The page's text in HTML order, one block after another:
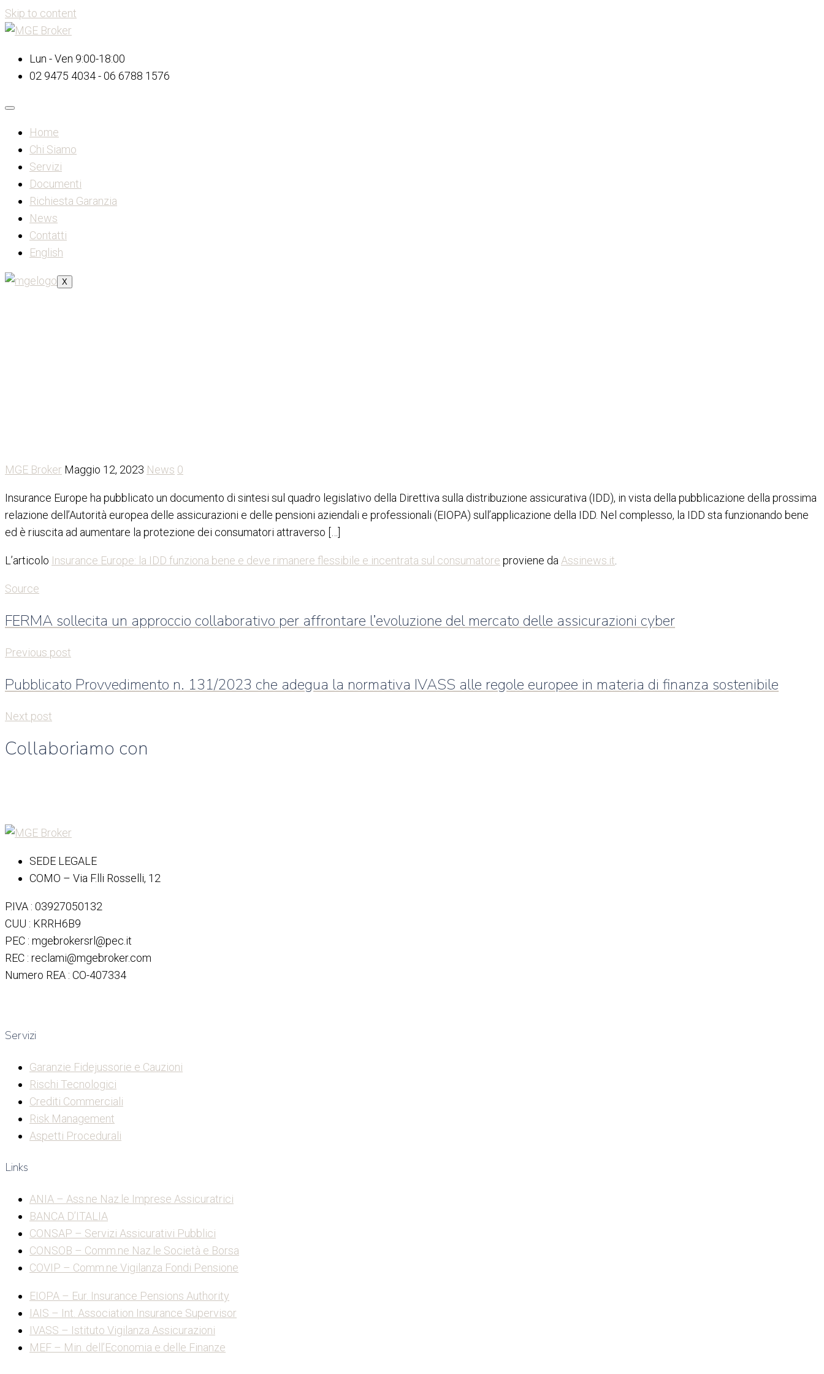
Skip to content
Lun - Ven 9:00-18:00
02 9475 4034 - 06 6788 1576
Home
Chi Siamo
Servizi
Documenti
Richiesta Garanzia
News
Contatti
English
X
MGE Broker Maggio 12, 2023 News 0
Insurance Europe ha pubblicato un documento di sintesi sul quadro legislativo della Direttiva sulla distribuzione assicurativa (IDD), in vista della pubblicazione della prossima
relazione dell’Autorità europea delle assicurazioni e delle pensioni aziendali e professionali (EIOPA) sull’applicazione della IDD. Nel complesso, la IDD sta funzionando bene
ed è riuscita ad aumentare la protezione dei consumatori attraverso […]
L’articolo Insurance Europe: la IDD funziona bene e deve rimanere flessibile e incentrata sul consumatore proviene da Assinews.it
Source
FERMA sollecita un approccio collaborativo per affrontare l’evoluzione del mercato delle assicurazioni cyber
Previous post
Pubblicato Provvedimento n. 131/2023 che adegua la normativa IVASS alle regole europee in materia di finanza sostenibile
Next post
Collaboriamo con
SEDE LEGALE
COMO – Via F.lli Rosselli, 12
P.IVA : 03927050132
CUU : KRRH6B9
PEC : mgebrokersrl@pec.it
REC : reclami@mgebroker.com
Numero REA : CO-407334
Servizi
Garanzie Fidejussorie e Cauzioni
Rischi Tecnologici
Crediti Commerciali
Risk Management
Aspetti Procedurali
Links
ANIA – Ass.ne Naz.le Imprese Assicuratrici
BANCA D’ITALIA
CONSAP – Servizi Assicurativi Pubblici
CONSOB – Comm.ne Naz.le Società e Borsa
COVIP – Comm.ne Vigilanza Fondi Pensione
EIOPA – Eur. Insurance Pensions Authority
IAIS – Int. Association Insurance Supervisor
IVASS – Istituto Vigilanza Assicurazioni
MEF – Min. dell’Economia e delle Finanze